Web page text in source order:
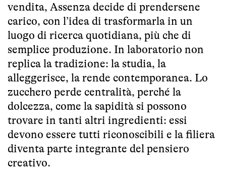
vendita, Assenza decide di prendersene
carico, con l’idea di trasformarla in un
luogo di ricerca quotidiana, più che di
semplice produzione. In laboratorio non
replica la tradizione: la studia, la
alleggerisce, la rende contemporanea. Lo
zucchero perde centralità, perché la
dolcezza, come la sapidità si possono
trovare in tanti altri ingredienti: essi
devono essere tutti riconoscibili e la filiera
diventa parte integrante del pensiero
creativo.